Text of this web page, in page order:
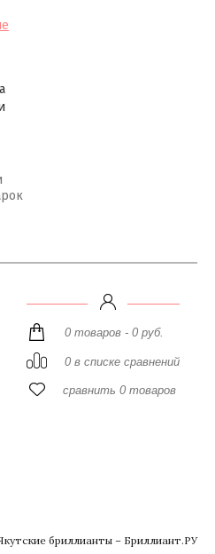
0 товаров - 0 руб.
0 в списке сравнений
сравнить 0 товаров
бриллианты – Бриллиант.РУ